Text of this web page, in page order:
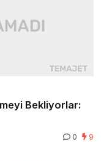
Bekliyorlar:
0 9